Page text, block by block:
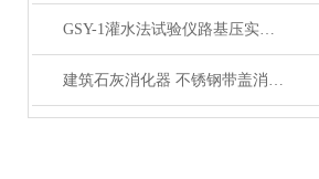
GSY-1灌水法试验仪路基压实度测定仪产品展示
建筑石灰消化器 不锈钢带盖消化器产品展示